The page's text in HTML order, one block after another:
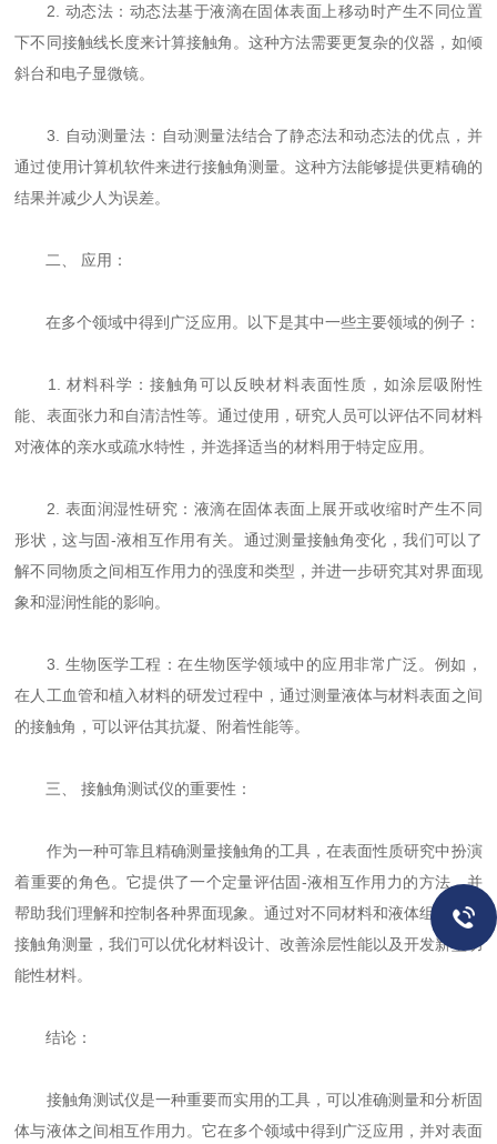
2. 动态法：动态法基于液滴在固体表面上移动时产生不同位置
下不同接触线长度来计算接触角。这种方法需要更复杂的仪器，如倾
斜台和电子显微镜。
3. 自动测量法：自动测量法结合了静态法和动态法的优点，并
通过使用计算机软件来进行接触角测量。这种方法能够提供更精确的
结果并减少人为误差。
二、 应用：
在多个领域中得到广泛应用。以下是其中一些主要领域的例子：
1. 材料科学：接触角可以反映材料表面性质，如涂层吸附性
能、表面张力和自清洁性等。通过使用，研究人员可以评估不同材料
对液体的亲水或疏水特性，并选择适当的材料用于特定应用。
2. 表面润湿性研究：液滴在固体表面上展开或收缩时产生不同
形状，这与固-液相互作用有关。通过测量接触角变化，我们可以了
解不同物质之间相互作用力的强度和类型，并进一步研究其对界面现
象和湿润性能的影响。
3. 生物医学工程：在生物医学领域中的应用非常广泛。例如，
在人工血管和植入材料的研发过程中，通过测量液体与材料表面之间
的接触角，可以评估其抗凝、附着性能等。
三、 接触角测试仪的重要性：
作为一种可靠且精确测量接触角的工具，在表面性质研究中扮演
着重要的角色。它提供了一个定量评估固-液相互作用力的方法，并
帮助我们理解和控制各种界面现象。通过对不同材料和液体组合进行
接触角测量，我们可以优化材料设计、改善涂层性能以及开发新型功
能性材料。
结论：
接触角测试仪是一种重要而实用的工具，可以准确测量和分析固
体与液体之间相互作用力。它在多个领域中得到广泛应用，并对表面